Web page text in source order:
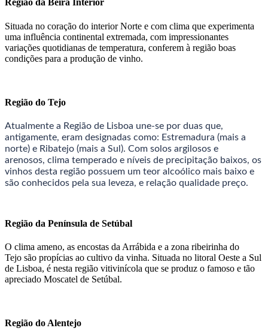
Região da Beira Interior
Situada no coração do interior Norte e com clima que experimenta
uma influência continental extremada, com impressionantes
variações quotidianas de temperatura, conferem à região boas
condições para a produção de vinho.
Região do Tejo
Atualmente a Região de Lisboa une-se por duas que,
antigamente, eram designadas como: Estremadura (mais a
norte) e Ribatejo (mais a Sul). Com solos argilosos e
arenosos, clima temperado e níveis de precipitação baixos, os
vinhos desta região possuem um teor alcoólico mais baixo e
são conhecidos pela sua leveza, e relação qualidade preço.
Região da Península de Setúbal
O clima ameno, as encostas da Arrábida e a zona ribeirinha do
Tejo são propícias ao cultivo da vinha. Situada no litoral Oeste a Sul
de Lisboa, é nesta região vitivinícola que se produz o famoso e tão
apreciado Moscatel de Setúbal.
Região do Alentejo